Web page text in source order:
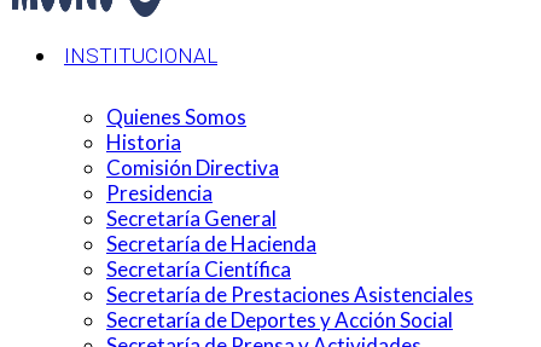
INSTITUCIONAL
Quienes Somos
Historia
Comisión Directiva
Presidencia
Secretaría General
Secretaría de Hacienda
Secretaría Científica
Secretaría de Prestaciones Asistenciales
Secretaría de Deportes y Acción Social